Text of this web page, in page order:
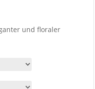
und floraler